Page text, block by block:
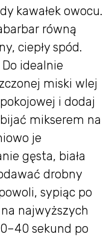
kawałek owocu.
równą
ciepły spód.
idealnie
miski wlej
i dodaj
mikserem na
je
gęsta, biała
drobny
sypiąc po
najwyższych
sekund po